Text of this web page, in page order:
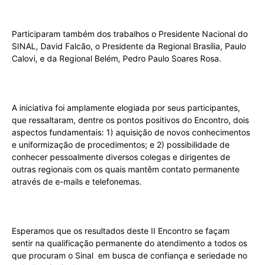
Participaram também dos trabalhos o Presidente Nacional do
SINAL, David Falcão, o Presidente da Regional Brasília, Paulo
Calovi, e da Regional Belém, Pedro Paulo Soares Rosa.
A iniciativa foi amplamente elogiada por seus participantes,
que ressaltaram, dentre os pontos positivos do Encontro, dois
aspectos fundamentais: 1) aquisição de novos conhecimentos
e uniformização de procedimentos; e 2) possibilidade de
conhecer pessoalmente diversos colegas e dirigentes de
outras regionais com os quais mantêm contato permanente
através de e-mails e telefonemas.
Esperamos que os resultados deste II Encontro se façam
sentir na qualificação permanente do atendimento a todos os
que procuram o Sinal em busca de confiança e seriedade no